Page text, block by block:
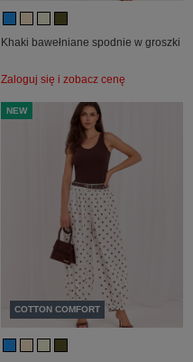
Khaki bawełniane spodnie w groszki
Zaloguj się i zobacz cenę
NEW
COTTON COMFORT